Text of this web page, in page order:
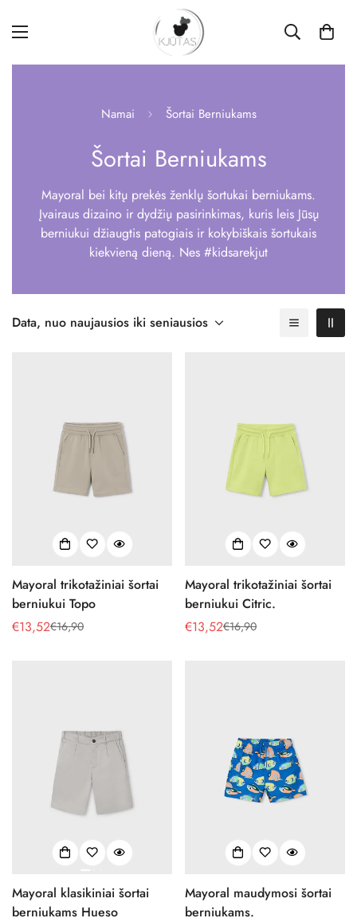
Namai Šortai Berniukams
Šortai Berniukams
Mayoral bei kitų prekės ženklų šortukai berniukams.
Įvairaus dizaino ir dydžių pasirinkimas, kuris leis Jūsų
berniukui džiaugtis patogiais ir kokybiškais šortukais
kiekvieną dieną. Nes #kidsarekjut
Data, nuo naujausios iki seniausios
Mayoral trikotažiniai šortai
berniukui Topo
Pardavimo
€13,52
Reguliari€16,90
Mayoral trikotažiniai šortai
berniukui Citric.
Pardavimo
€13,52
Reguliari€16,90
Mayoral klasikiniai šortai
berniukams Hueso
Mayoral maudymosi šortai
berniukams.